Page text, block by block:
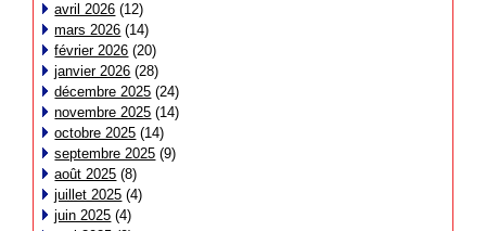
avril 2026 (12)
mars 2026 (14)
février 2026 (20)
janvier 2026 (28)
décembre 2025 (24)
novembre 2025 (14)
octobre 2025 (14)
septembre 2025 (9)
août 2025 (8)
juillet 2025 (4)
juin 2025 (4)